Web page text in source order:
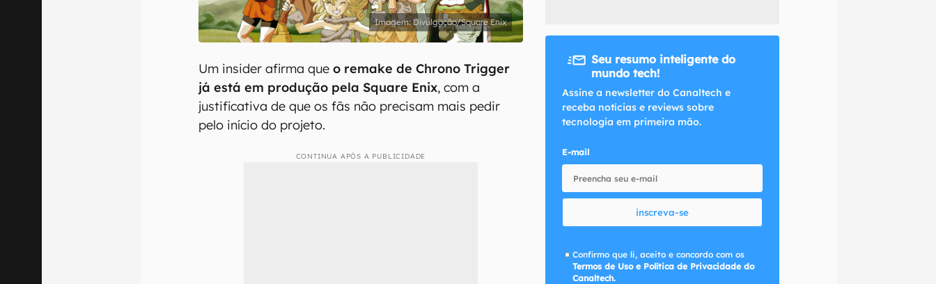
Divulgação/Square Enix
Um insider afirma queo remake de Chrono Trigger
já está em produção pela Square Enix, com a
justificativa de que os fãs não precisam mais pedir
pelo início do projeto.
CONTINUA APÓS A PUBLICIDADE
Seu resumo inteligente do
mundo tech!
Assine a newsletter do Canaltech e
receba notícias e reviews sobre
tecnologia em primeira mão.
E-mail
inscreva-se
Confirmo que li, aceito e concordo com os
Termos de Uso e Política de Privacidade do
Canaltech.